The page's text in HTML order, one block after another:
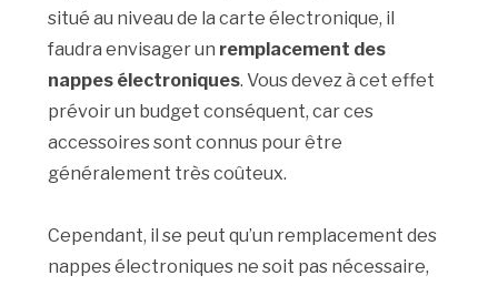
situé au niveau de la carte électronique, il
faudra envisager un remplacement des
nappes électroniques. Vous devez à cet effet
prévoir un budget conséquent, car ces
accessoires sont connus pour être
généralement très coûteux.
Cependant, il se peut qu’un remplacement des
nappes électroniques ne soit pas nécessaire,